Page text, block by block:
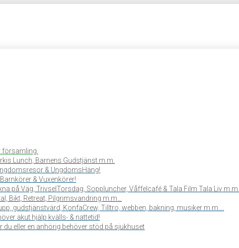
församling.
Lunch, Barnens Gudstjänst m.m.
& UngdomsHäng!
& Vuxenkörer!
på Väg, TrivselTorsdag, Soppluncher, Våffelcafé & Tala Film Tala Liv m.m…
Bikt, Retreat, Pilgrimsvandring m.m…
gudstjänstvärd, KonfaCrew, Tilltro, webben, bakning, musiker m.m….
akut hjälp kvälls- & nattetid!
du eller en anhörig behöver stöd på sjukhuset